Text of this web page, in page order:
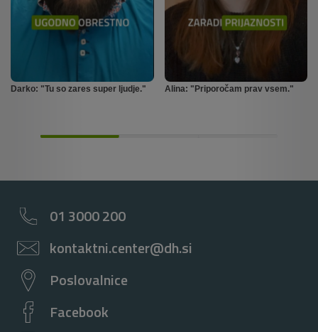
Darko: "Tu so zares super ljudje." Alina: "Priporočam prav vsem."
01 3000 200
kontaktni.center@dh.si
Poslovalnice
Facebook